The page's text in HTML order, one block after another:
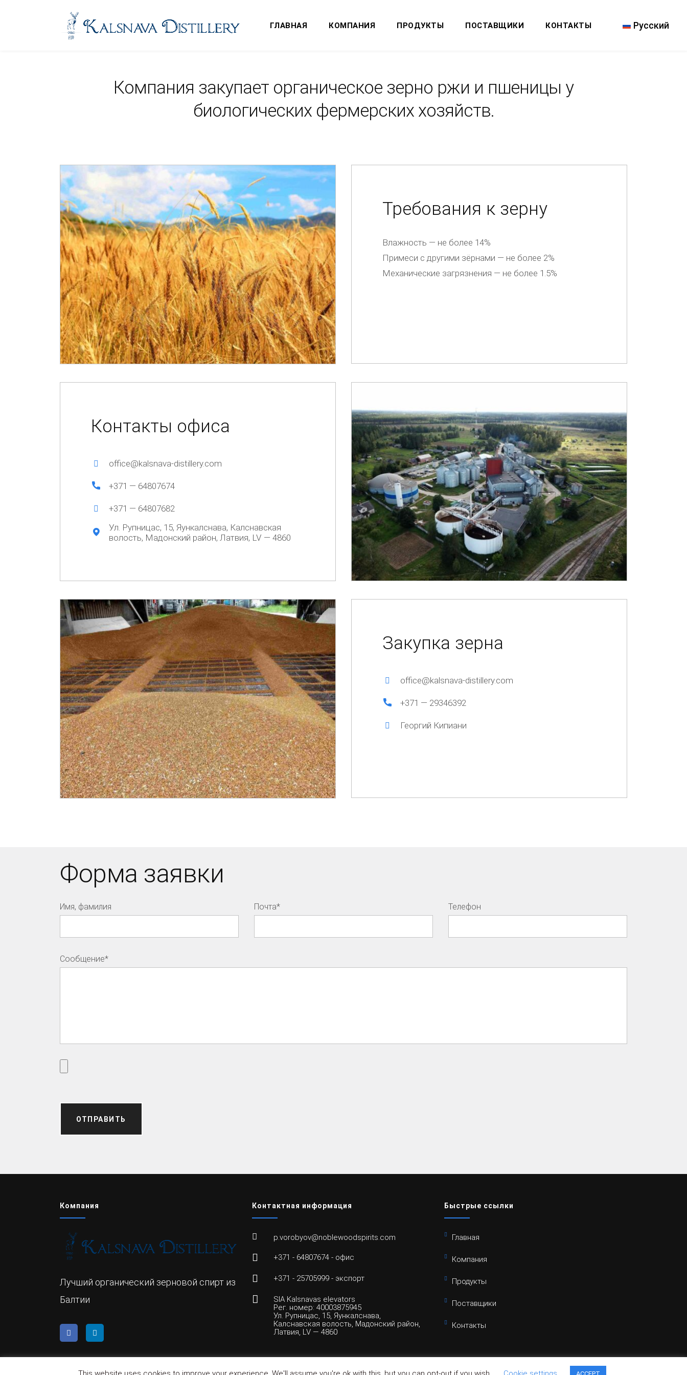
ГЛАВНАЯ КОМПАНИЯ ПРОДУКТЫ ПОСТАВЩИКИ КОНТАКТЫ Русский
Компания закупает органическое зерно ржи и пшеницы у
биологических фермерских хозяйств.
Требования к зерну
Влажность — не более 14%
Примеси с другими зёрнами — не более 2%
Механические загрязнения — не более 1.5%
Контакты офиса
office@kalsnava-distillery.com
+371 — 64807674
+371 — 64807682
Ул. Рупницас, 15, Яункалснава, Калснавская
волость, Мадонский район, Латвия, LV — 4860
Закупка зерна
office@kalsnava-distillery.com
+371 — 29346392
Георгий Кипиани
Форма заявки
Имя, фамилия Почта* Телефон
Сообщение*
ОТПРАВИТЬ
Компания
Лучший органический зерновой спирт из
Балтии
Контактная информация
p.vorobyov@noblewoodspirits.com
+371 - 64807674 - офис
+371 - 25705999 - экспорт
SIA Kalsnavas elevators
Рег. номер: 40003875945
Ул. Рупницас, 15, Яункалснава,
Калснавская волость, Мадонский район,
Латвия, LV — 4860
Быстрые ссылки
Главная
Компания
Продукты
Поставщики
Контакты